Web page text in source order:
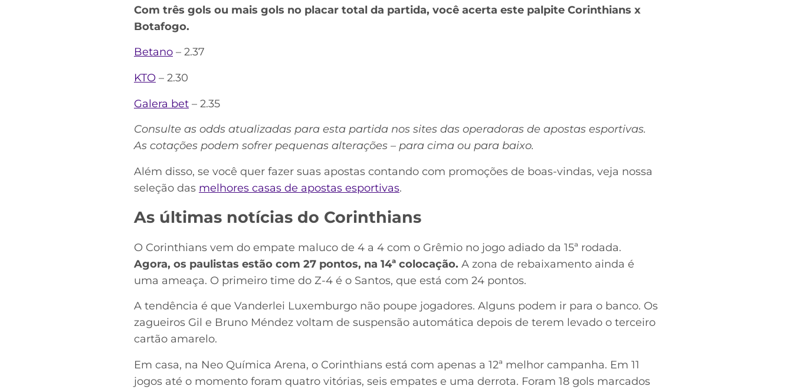
Com três gols ou mais gols no placar total da partida, você acerta este palpite Corinthians x
Botafogo.
Betano – 2.37
KTO – 2.30
Galera bet – 2.35
Consulte as odds atualizadas para esta partida nos sites das operadoras de apostas esportivas.
As cotações podem sofrer pequenas alterações – para cima ou para baixo.
Além disso, se você quer fazer suas apostas contando com promoções de boas-vindas, veja nossa
seleção das melhores casas de apostas esportivas.
As últimas notícias do Corinthians
O Corinthians vem do empate maluco de 4 a 4 com o Grêmio no jogo adiado da 15ª rodada.
Agora, os paulistas estão com 27 pontos, na 14ª colocação. A zona de rebaixamento ainda é
uma ameaça. O primeiro time do Z-4 é o Santos, que está com 24 pontos.
A tendência é que Vanderlei Luxemburgo não poupe jogadores. Alguns podem ir para o banco. Os
zagueiros Gil e Bruno Méndez voltam de suspensão automática depois de terem levado o terceiro
cartão amarelo.
Em casa, na Neo Química Arena, o Corinthians está com apenas a 12ª melhor campanha. Em 11
jogos até o momento foram quatro vitórias, seis empates e uma derrota. Foram 18 gols marcados